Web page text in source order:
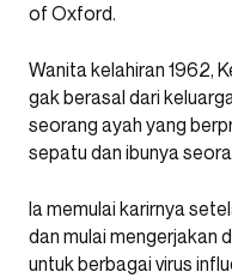
of Oxford.
Wanita kelahiran 1962,
gak berasal dari
seorang ayah yang
sepatu dan ibunya
Ia memulai karirnya
dan mulai mengerjakan
untuk berbagai virus